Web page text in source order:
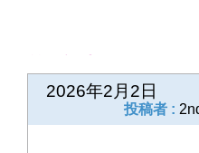
15 16 17
2026年2月2日
投稿者 :